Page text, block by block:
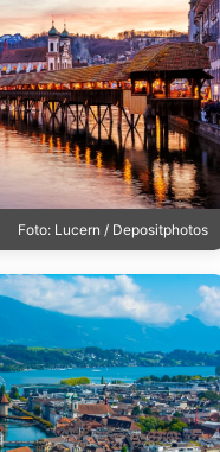
Foto: Lucern / Depositphotos